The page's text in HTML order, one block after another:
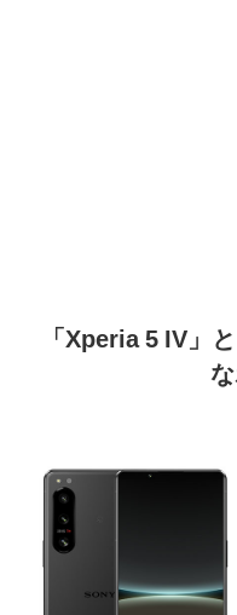
「Xperia 5 IV」